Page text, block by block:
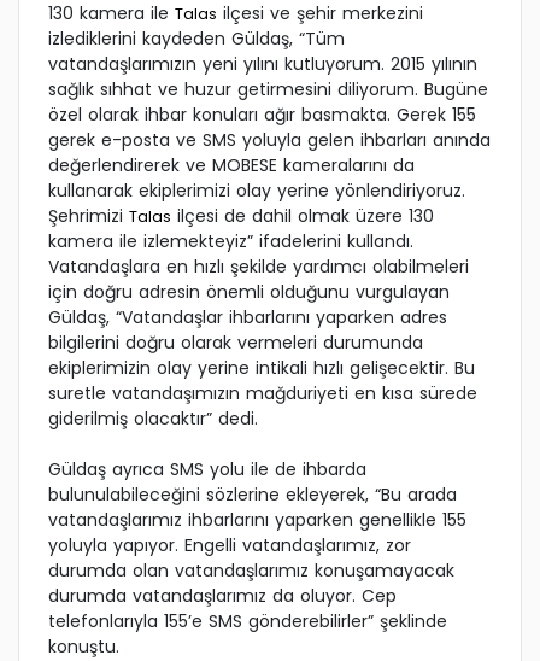
130 kamera ile Talas ilçesi ve şehir merkezini
izlediklerini kaydeden Güldaş, “Tüm
vatandaşlarımızın yeni yılını kutluyorum. 2015 yılının
sağlık sıhhat ve huzur getirmesini diliyorum. Bugüne
özel olarak ihbar konuları ağır basmakta. Gerek 155
gerek e-posta ve SMS yoluyla gelen ihbarları anında
değerlendirerek ve MOBESE kameralarını da
kullanarak ekiplerimizi olay yerine yönlendiriyoruz.
Şehrimizi Talas ilçesi de dahil olmak üzere 130
kamera ile izlemekteyiz” ifadelerini kullandı.
Vatandaşlara en hızlı şekilde yardımcı olabilmeleri
için doğru adresin önemli olduğunu vurgulayan
Güldaş, “Vatandaşlar ihbarlarını yaparken adres
bilgilerini doğru olarak vermeleri durumunda
ekiplerimizin olay yerine intikali hızlı gelişecektir. Bu
suretle vatandaşımızın mağduriyeti en kısa sürede
giderilmiş olacaktır” dedi.
Güldaş ayrıca SMS yolu ile de ihbarda
bulunulabileceğini sözlerine ekleyerek, “Bu arada
vatandaşlarımız ihbarlarını yaparken genellikle 155
yoluyla yapıyor. Engelli vatandaşlarımız, zor
durumda olan vatandaşlarımız konuşamayacak
durumda vatandaşlarımız da oluyor. Cep
telefonlarıyla 155’e SMS gönderebilirler” şeklinde
konuştu.